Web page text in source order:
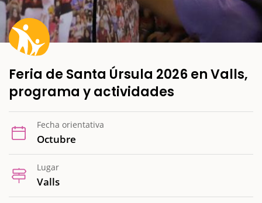
Feria de Santa Úrsula 2026 en Valls,
programa y actividades
Fecha orientativa
Octubre
Lugar
Valls